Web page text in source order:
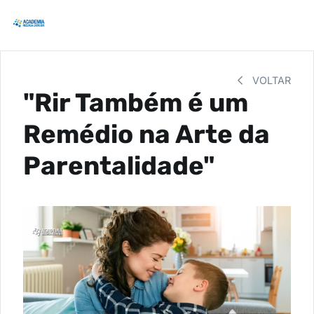
VOLTAR
"Rir Também é um
Remédio na Arte da
Parentalidade"